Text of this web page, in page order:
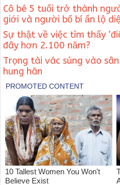
Cô bé 5 tuổi trở thành
giới và người bố bí ẩn lộ
Sự thật về việc tìm thấy
đây hơn 2.100 năm?
Trọng tài vác súng vào
hung hãn